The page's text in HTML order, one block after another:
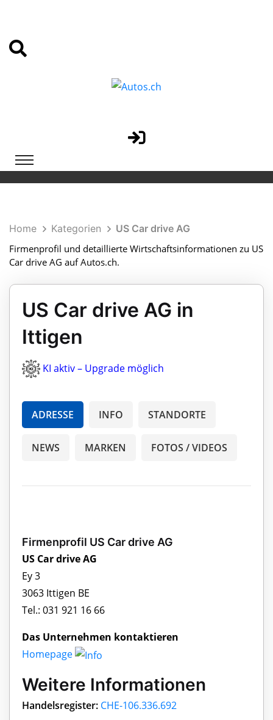
Home Kategorien
US Car drive AG
Firmenprofil und detaillierte Wirtschaftsinformationen zu US
Car drive AG auf Autos.ch.
US Car drive AG in
Ittigen
KI aktiv – Upgrade möglich
ADRESSE INFO STANDORTE
NEWS MARKEN FOTOS / VIDEOS
Firmenprofil US Car drive AG
US Car drive AG
Ey 3
3063 Ittigen BE
Tel.: 031 921 16 66
Das Unternehmen kontaktieren
Homepage
Weitere Informationen
Handelsregister: CHE-106.336.692